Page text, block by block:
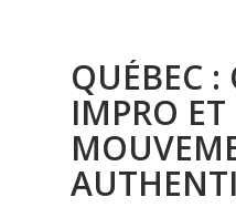
QUÉBEC :
IMPRO ET